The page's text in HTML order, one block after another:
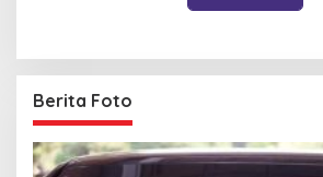
Berita Foto